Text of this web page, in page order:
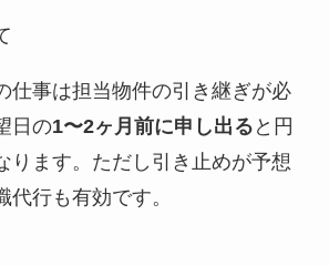
仕事は担当物件の引き継ぎが必
日の1〜2ヶ月前に申し出る と円
ります。ただし引き止めが予想
代行も有効です。